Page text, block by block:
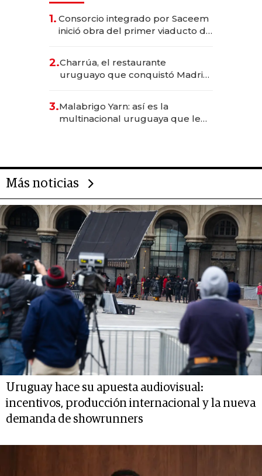
1. Consorcio integrado por Saceem
inició obra del primer viaducto de
millones
2.Charrúa, el restaurante
uruguayo que conquistó Madrid:
anticipación y prepara apertura
3.Malabrigo Yarn: así es la
multinacional uruguaya que le
Más noticias
Uruguay hace su apuesta audiovisual:
incentivos, producción internacional y la nueva
demanda de showrunners